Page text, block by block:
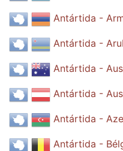
Antártida -
Antártida -
Antártida -
Antártida -
Antártida -
Antártida -